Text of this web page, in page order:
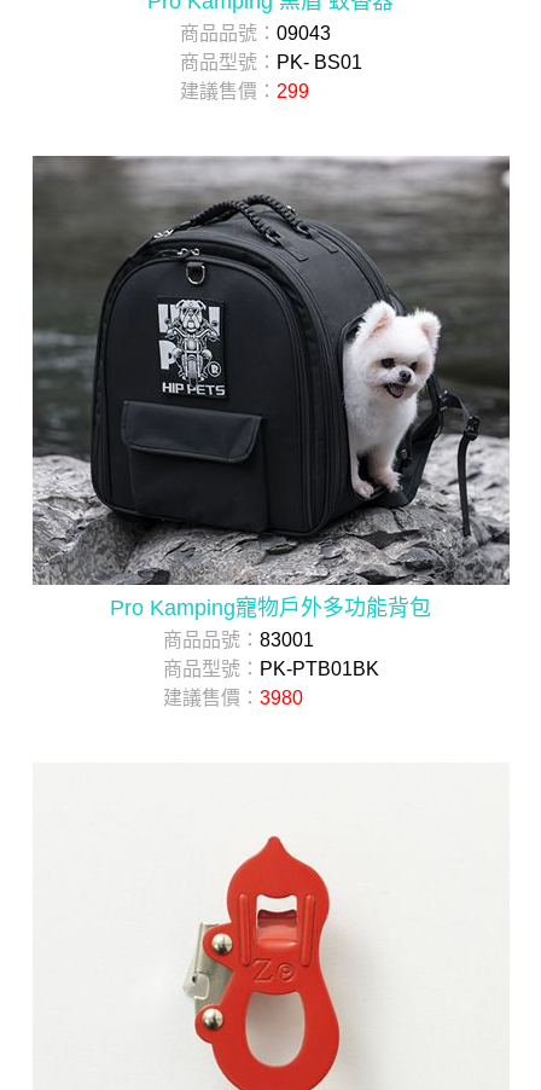
商品品號： 09043
商品型號： PK- BS01
建議售價： 299
Pro Kamping寵物戶外多功能背包
商品品號： 83001
商品型號： PK-PTB01BK
建議售價： 3980